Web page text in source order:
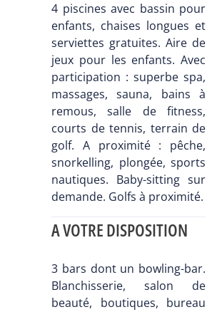
4 piscines avec bassin pour
enfants, chaises longues et
serviettes gratuites. Aire de
jeux pour les enfants. Avec
participation : superbe spa,
massages, sauna, bains à
remous, salle de fitness,
courts de tennis, terrain de
golf. A proximité : pêche,
snorkelling, plongée, sports
nautiques. Baby-sitting sur
demande. Golfs à proximité.
A VOTRE DISPOSITION
3 bars dont un bowling-bar.
Blanchisserie, salon de
beauté, boutiques, bureau